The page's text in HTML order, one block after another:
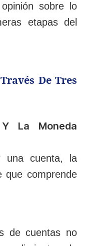
sobre lo
etapas del
De Tres
La Moneda
una cuenta, la
que comprende
de cuentas no